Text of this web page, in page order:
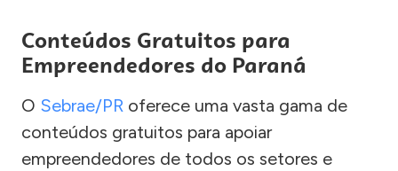
Conteúdos Gratuitos para
Empreendedores do Paraná
O Sebrae/PR oferece uma vasta gama de
conteúdos gratuitos para apoiar
empreendedores de todos os setores e